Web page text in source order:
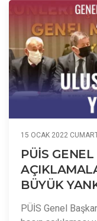
15 OCAK 2022
PÜİS
BÜYÜK
PÜİS Genel